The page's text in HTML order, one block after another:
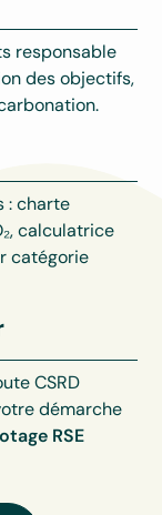
responsable
des objectifs,
: charte
calculatrice
catégorie
CSRD
démarche
RSE